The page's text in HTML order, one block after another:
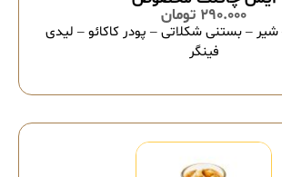
290.000 تومان
– بستنی شکلاتی – پودر کاکائو – لیدی
فینگر